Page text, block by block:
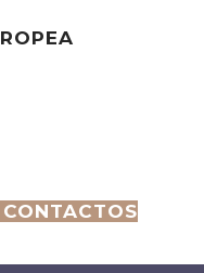
CONTACTOS